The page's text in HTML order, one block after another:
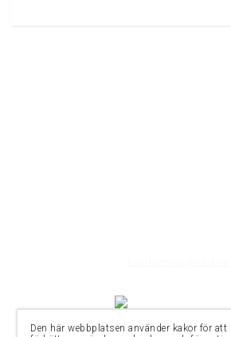
Den här webbplatsen använder kakor för att